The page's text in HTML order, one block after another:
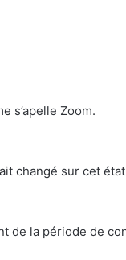
s’apelle Zoom.
changé sur cet
de la période de